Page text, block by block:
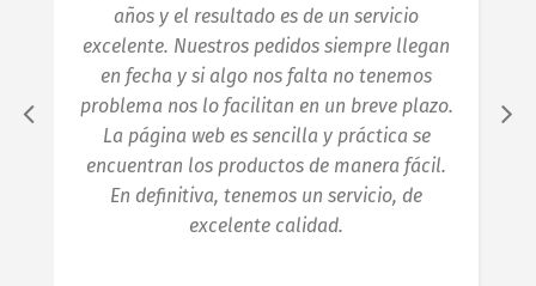
años y el resultado es de un servicio
excelente. Nuestros pedidos siempre llegan
en fecha y si algo nos falta no tenemos
problema nos lo facilitan en un breve plazo.
La página web es sencilla y práctica se
encuentran los productos de manera fácil.
En definitiva, tenemos un servicio, de
excelente calidad.